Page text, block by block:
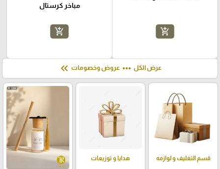
add_shopping_cart
مباخر كرستال
add_shopping_cart
عرض الكل more_horiz عروض وخصومات keyboard_double_arrow_left
قسم التغليف و لوازمه هدايا و توزيعات